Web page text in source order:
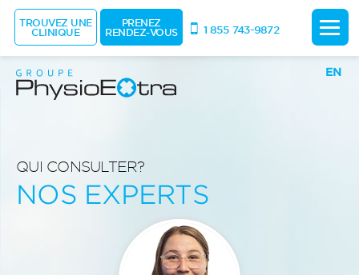
EN
QUI CONSULTER?
NOS EXPERTS
TROUVEZ UNE
CLINIQUE
PRENEZ
RENDEZ-VOUS 1 855 743-9872